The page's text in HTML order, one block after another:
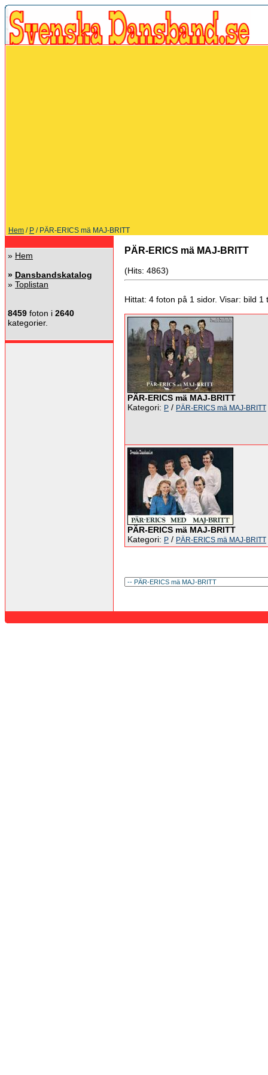
Hem / P / PÄR-ERICS mä MAJ-BRITT
» Hem
» Dansbandskatalog
» Toplistan
8459 foton i 2640
kategorier.
PÄR-ERICS mä MAJ-BRITT
(Hits: 4863)
Hittat: 4 foton på 1 sidor. Visar: bild 1
PÄR-ERICS mä MAJ-BRITT
Kategori: P / PÄR-ERICS mä MAJ-BRITT
PÄR-ERICS mä MAJ-BRITT
Kategori: P / PÄR-ERICS mä MAJ-BRITT